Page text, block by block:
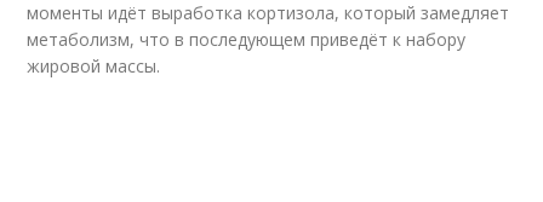
моменты идёт выработка кортизола, который замедляет
метаболизм, что в последующем приведёт к набору
жировой массы.